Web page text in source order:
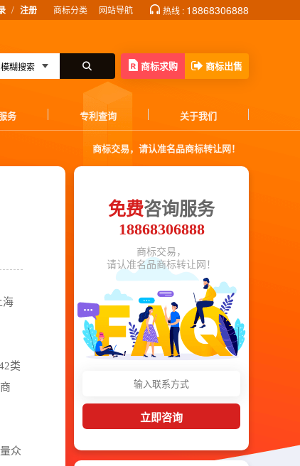
/ 注册 商标分类 网站导航 热线 : 18868306888
商标求购 商标出售
务 专利查询 关于我们
商标交易，请认准名品商标转让网！
海
类
众
免费咨询服务
18868306888
商标交易，
请认准名品商标转让网！
立即咨询